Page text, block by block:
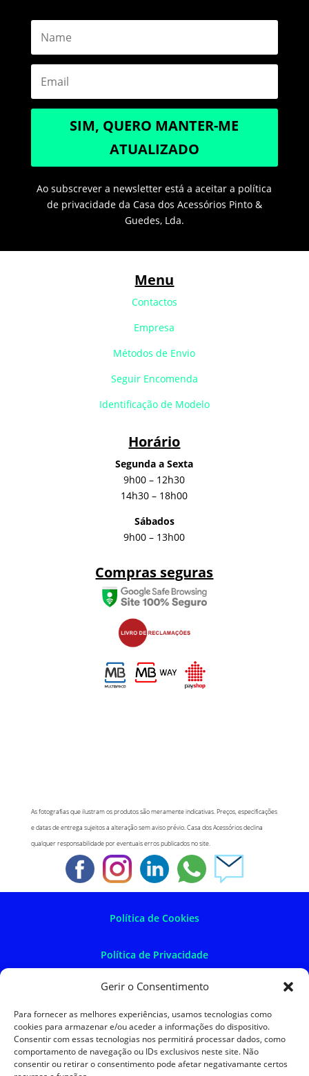
Gerir o Consentimento
Para fornecer as melhores experiências, usamos tecnologias como
cookies para armazenar e/ou aceder a informações do dispositivo.
Consentir com essas tecnologias nos permitirá processar dados, como
comportamento de navegação ou IDs exclusivos neste site. Não
consentir ou retirar o consentimento pode afetar negativamante certos
SIM, QUERO MANTER-ME
ATUALIZADO
Ao subscrever a newsletter está a aceitar a política
de privacidade da Casa dos Acessórios Pinto &
Guedes, Lda.
Menu
Contactos
Empresa
Métodos de Envio
Seguir Encomenda
Identificação de Modelo
Horário
Segunda a Sexta
9h00 – 12h30
14h30 – 18h00
Sábados
9h00 – 13h00
Compras seguras
As fotografias que ilustram os produtos são meramente indicativas. Preços, especificações
e datas de entrega sujeitos a alteração sem aviso prévio. Casa dos Acessórios declina
qualquer responsabilidade por eventuais erros publicados no site.
Política de Cookies
Política de Privacidade
Política de Devoluções
Termos e Condições
Resolução de Litígios